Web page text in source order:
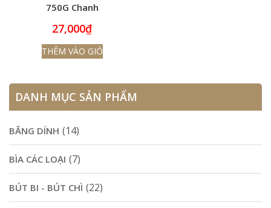
750G Chanh
27,000₫
THÊM VÀO GIỎ
DANH MỤC SẢN PHẨM
BĂNG DÍNH (14)
BÌA CÁC LOẠI (7)
BÚT BI - BÚT CHÌ (22)